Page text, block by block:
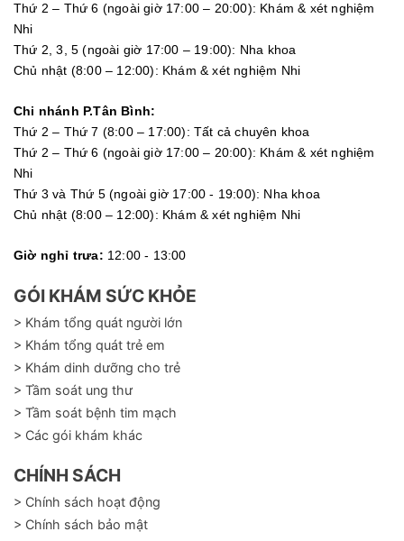
Thứ 2 – Thứ 6 (ngoài giờ 17:00 – 20:00): Khám & xét nghiệm
Nhi
Thứ 2, 3, 5 (ngoài giờ 17:00 – 19:00): Nha khoa
Chủ nhật (8:00 – 12:00): Khám & xét nghiệm Nhi
Chi nhánh P.Tân Bình:
Thứ 2 – Thứ 7 (8:00 – 17:00): Tất cả chuyên khoa
Thứ 2 – Thứ 6 (ngoài giờ 17:00 – 20:00): Khám & xét nghiệm
Nhi
Thứ 3 và Thứ 5 (ngoài giờ 17:00 - 19:00): Nha khoa
Chủ nhật (8:00 – 12:00): Khám & xét nghiệm Nhi
Giờ nghỉ trưa: 12:00 - 13:00
GÓI KHÁM SỨC KHỎE
> Khám tổng quát người lớn
> Khám tổng quát trẻ em
> Khám dinh dưỡng cho trẻ
> Tầm soát ung thư
> Tầm soát bệnh tim mạch
> Các gói khám khác
CHÍNH SÁCH
> Chính sách hoạt động
> Chính sách bảo mật